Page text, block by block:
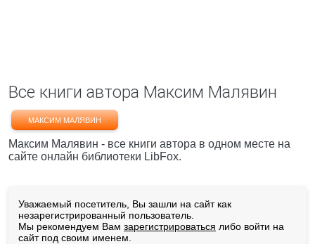
Все книги автора Максим Малявин
МАКСИМ МАЛЯВИН
Максим Малявин - все книги автора в одном месте на
сайте онлайн библиотеки LibFox.
Уважаемый посетитель, Вы зашли на сайт как
незарегистрированный пользователь.
Мы рекомендуем Вам зарегистрироваться либо войти на
сайт под своим именем.